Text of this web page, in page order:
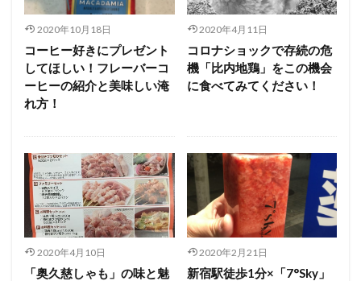
2020年10月18日
コーヒー好きにプレゼント
してほしい！フレーバーコ
ーヒーの紹介と美味しい淹
れ方！
2020年4月11日
コロナショックで存続の危
機「比内地鶏」をこの機会
に食べてみてください！
2020年4月10日
「奥久慈しゃも」の味と魅
2020年2月21日
新宿駅徒歩1分×「7°Sky」